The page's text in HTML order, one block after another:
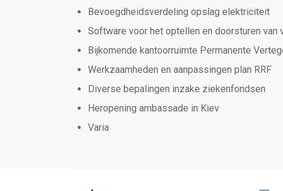
Bevoegdheidsverdeling opslag elektriciteit
Software voor het optellen en doorsturen van
Bijkomende kantoorruimte Permanente
Werkzaamheden en aanpassingen plan RRF
Diverse bepalingen inzake ziekenfondsen
Heropening ambassade in Kiev
Varia